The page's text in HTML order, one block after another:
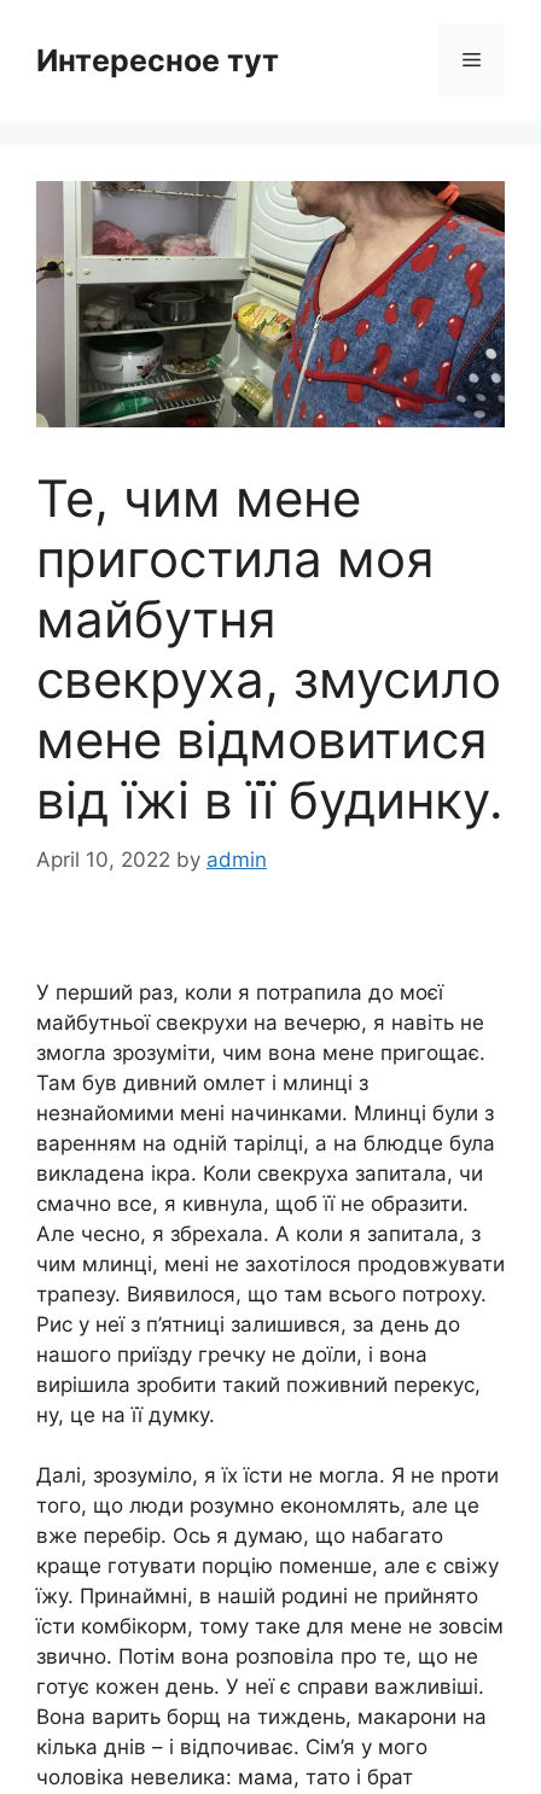
contentИнтересное тут Menu
Те, чим мене
пригостила моя
майбутня
свекруха, змусило
мене відмовитися
від їжі в її будинку.
April 10, 2022 by admin
У перший раз, коли я потрапила до моєї
майбутньої свекрухи на вечерю, я навіть не
змогла зрозуміти, чим вона мене пригощає.
Там був дивний омлет і млинці з
незнайомими мені начинками. Млинці були з
варенням на одній тарілці, а на блюдце була
викладена ікра. Коли свекруха запитала, чи
смачно все, я кивнула, щоб її не образити.
Але чесно, я збрехала. А коли я запитала, з
чим млинці, мені не захотілося продовжувати
трапезу. Виявилося, що там всього потроху.
Рис у неї з п’ятниці залишився, за день до
нашого приїзду гречку не доїли, і вона
вирішила зробити такий поживний перекус,
ну, це на її думку.
Далі, зрозуміло, я їх їсти не могла. Я не nроти
того, що люди розумно економлять, але це
вже перебір. Ось я думаю, що набагато
краще готувати порцію поменше, але є свіжу
їжу. Принаймні, в нашій родині не прийнято
їсти комбікорм, тому таке для мене не зовсім
звично. Потім вона розповіла про те, що не
готує кожен день. У неї є справи важливіші.
Вона варить борщ на тиждень, макарони на
кілька днів – і відпочиває. Сім’я у мого
чоловіка невелика: мама, тато і брат